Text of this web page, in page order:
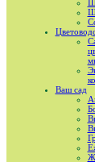
Ваш сад